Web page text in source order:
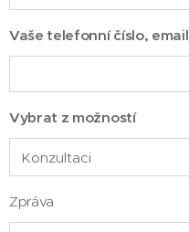
Vaše telefonní číslo, email
Vybrat z možností
Zpráva